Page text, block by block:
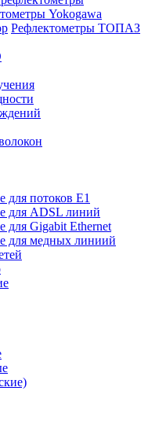
Yokogawa
Рефлектометры ТОПАЗ
для потоков Е1
для ADSL линий
для Gigabit Ethernet
для медных линиий